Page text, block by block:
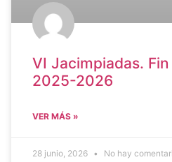
VI Jacimpiadas.
2025-2026
VER MÁS »
28 junio, 2026 No hay